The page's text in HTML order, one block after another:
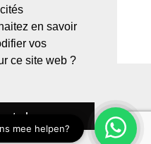
en savoir
vos
ce site web ?
ok